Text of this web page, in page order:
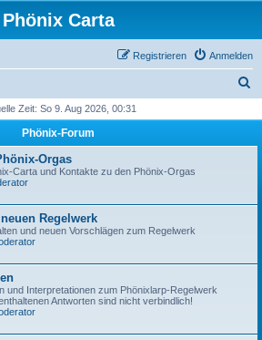
Phönix Carta
Anmelden
Registrieren
h
Zeit: So 9. Aug 2026, 00:31
Phönix-Forum
Orgas
Carta und Kontakte zu den Phönix-Orgas
Regelwerk
und neuen Vorschlägen zum Regelwerk
und Interpretationen zum Phönixlarp-Regelwerk
Antworten sind nicht verbindlich!